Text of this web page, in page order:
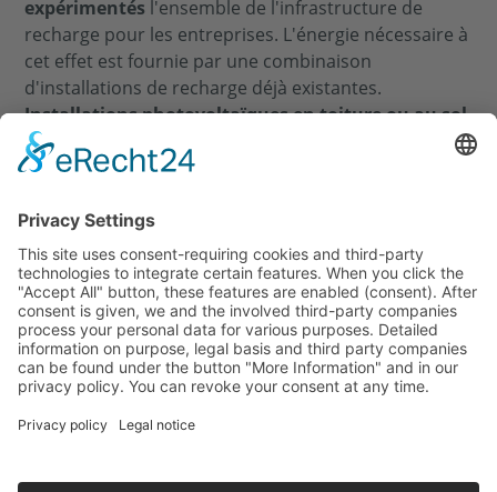
expérimentés l'ensemble de l'infrastructure de
recharge pour les entreprises. L'énergie nécessaire à
cet effet est fournie par une combinaison
d'installations de recharge déjà existantes.
Installations photovoltaïques en toiture ou au sol
et/ou le raccordement au réseau du fournisseur
d'électricité. Dans l'idéal, il s'agit de
réduire au maximum les connexions aux stations de
recharge AC et DC. Une station moyenne tension
avec transformateur et stockage intermédiaire
fournit toujours suffisamment d'énergie à la flotte de
l'entreprise en amont des bornes de recharge et des
wallbox.